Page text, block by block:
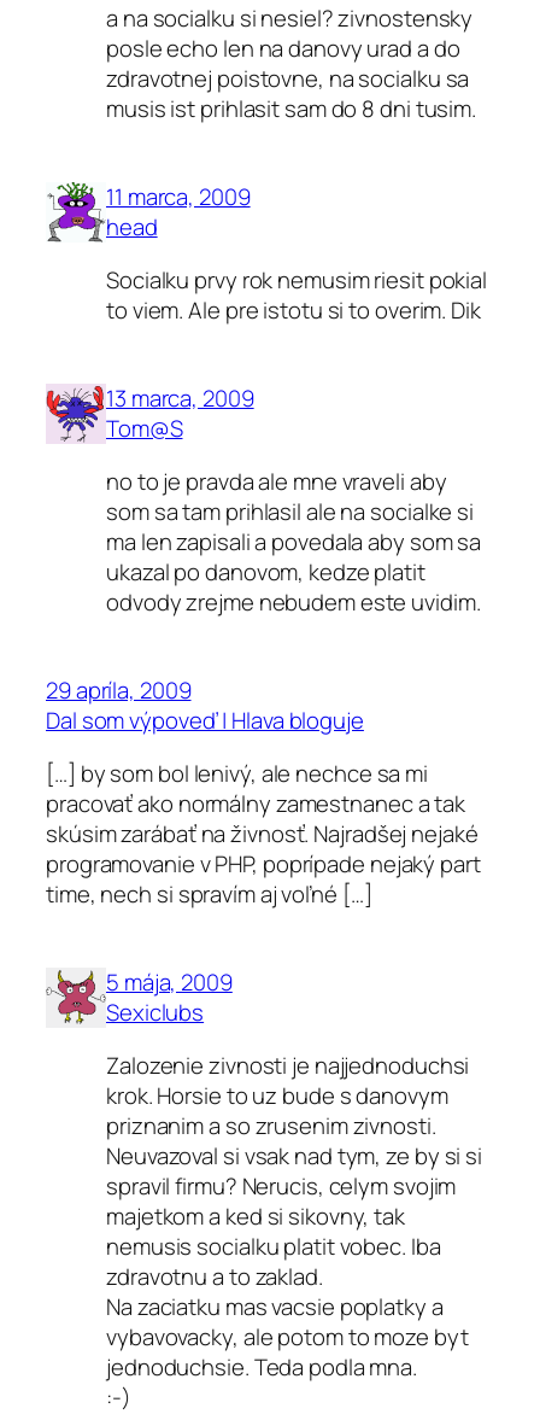
a na socialku si nesiel? zivnostensky
posle echo len na danovy urad a do
zdravotnej poistovne, na socialku sa
musis ist prihlasit sam do 8 dni tusim.
11 marca, 2009
head
Socialku prvy rok nemusim riesit pokial
to viem. Ale pre istotu si to overim. Dik
13 marca, 2009
Tom@S
no to je pravda ale mne vraveli aby
som sa tam prihlasil ale na socialke si
ma len zapisali a povedala aby som sa
ukazal po danovom, kedze platit
odvody zrejme nebudem este uvidim.
29 apríla, 2009
Dal som výpoveď | Hlava bloguje
[…] by som bol lenivý, ale nechce sa mi
pracovať ako normálny zamestnanec a tak
skúsim zarábať na živnosť. Najradšej nejaké
programovanie v PHP, poprípade nejaký part
time, nech si spravím aj voľné […]
5 mája, 2009
Sexiclubs
Zalozenie zivnosti je najjednoduchsi
krok. Horsie to uz bude s danovym
priznanim a so zrusenim zivnosti.
Neuvazoval si vsak nad tym, ze by si si
spravil firmu? Nerucis, celym svojim
majetkom a ked si sikovny, tak
nemusis socialku platit vobec. Iba
zdravotnu a to zaklad.
Na zaciatku mas vacsie poplatky a
vybavovacky, ale potom to moze byt
jednoduchsie. Teda podla mna.
:-)